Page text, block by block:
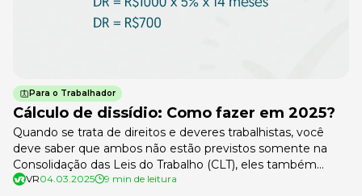
Para o Trabalhador
Cálculo de dissídio: Como fazer em 2025?
Quando se trata de direitos e deveres trabalhistas, você
deve saber que ambos não estão previstos somente na
Consolidação das Leis do Trabalho (CLT), eles também
podem ser determinados por convenções coletivas e
VR04.03.2025 9 min de leitura